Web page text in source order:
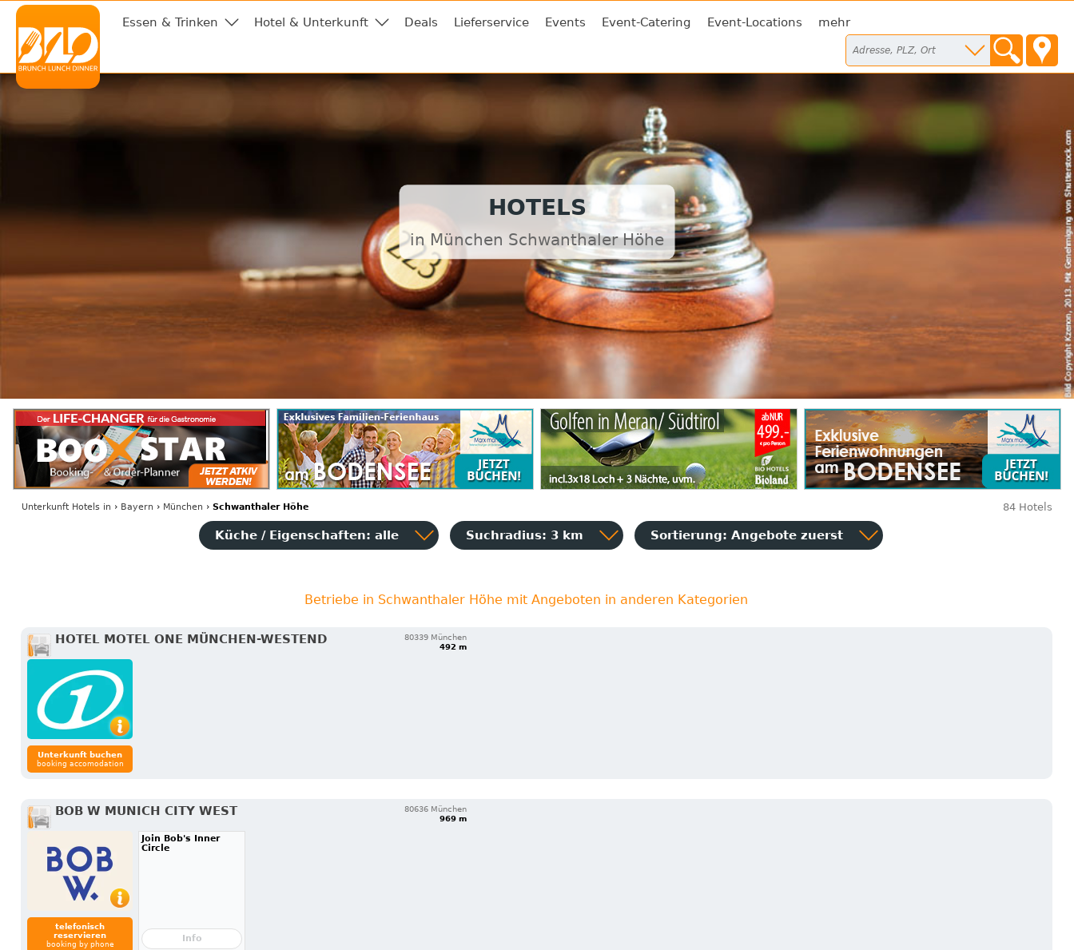
Essen & Trinken Hotel & Unterkunft Deals Lieferservice Events Event-Catering Event-Locations mehr
HOTELS
in München Schwanthaler Höhe
Unterkunft Hotels in › Bayern › München › Schwanthaler Höhe 84 Hotels
Küche / Eigenschaften: alle Suchradius: 3 km Sortierung: Angebote zuerst
Betriebe in Schwanthaler Höhe mit Angeboten in anderen Kategorien
HOTEL MOTEL ONE MÜNCHEN-WESTEND
80339 München
492 m
Unterkunft buchen
booking accomodation
BOB W MUNICH CITY WEST
80636 München
969 m
telefonisch
reservieren
booking by phone
Join Bob's Inner
Circle
Info